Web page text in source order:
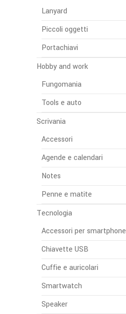
Lanyard
Piccoli oggetti
Portachiavi
Hobby and work
Fungomania
Tools e auto
Scrivania
Accessori
Agende e calendari
Notes
Penne e matite
Tecnologia
Accessori per smartphone
Chiavette USB
Cuffie e auricolari
Smartwatch
Speaker